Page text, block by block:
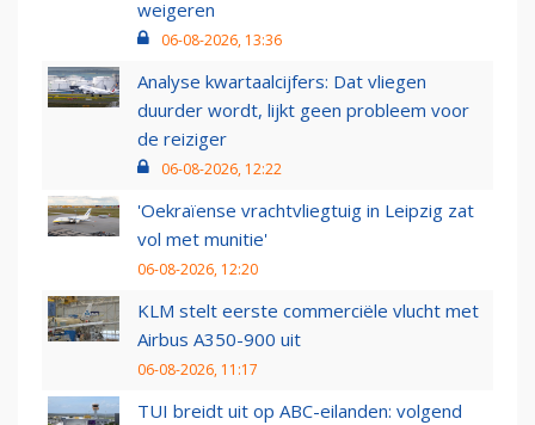
weigeren
06-08-2026, 13:36
Analyse kwartaalcijfers: Dat vliegen
duurder wordt, lijkt geen probleem voor
de reiziger
06-08-2026, 12:22
'Oekraïense vrachtvliegtuig in Leipzig zat
vol met munitie'
06-08-2026, 12:20
KLM stelt eerste commerciële vlucht met
Airbus A350-900 uit
06-08-2026, 11:17
TUI breidt uit op ABC-eilanden: volgend